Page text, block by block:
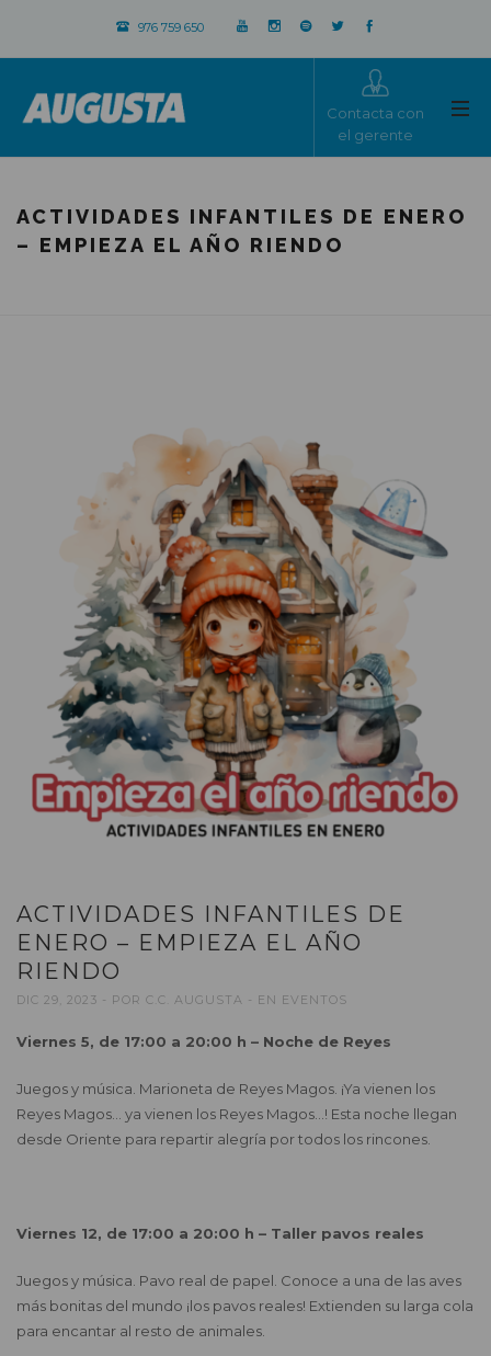
976 759 650
Contacta con
el gerente
ACTIVIDADES INFANTILES DE ENERO
– EMPIEZA EL AÑO RIENDO
ACTIVIDADES INFANTILES DE
ENERO – EMPIEZA EL AÑO
RIENDO
DIC 29, 2023 POR C.C. AUGUSTA EN EVENTOS
Viernes 5, de 17:00 a 20:00 h – Noche de Reyes
Juegos y música. Marioneta de Reyes Magos. ¡Ya vienen los
Reyes Magos… ya vienen los Reyes Magos…! Esta noche llegan
desde Oriente para repartir alegría por todos los rincones.
Viernes 12, de 17:00 a 20:00 h – Taller pavos reales
Juegos y música. Pavo real de papel. Conoce a una de las aves
más bonitas del mundo ¡los pavos reales! Extienden su larga cola
para encantar al resto de animales.